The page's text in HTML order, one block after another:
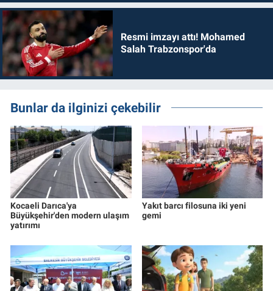
Resmi imzayı attı! Mohamed
Salah Trabzonspor'da
Bunlar da ilginizi çekebilir
Kocaeli Darıca'ya
Büyükşehir'den modern ulaşım
yatırımı
Yakıt barcı filosuna iki yeni
gemi